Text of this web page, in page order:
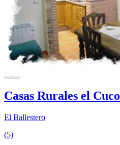
Casas Rurales el Cuco
El Ballestero
(5)